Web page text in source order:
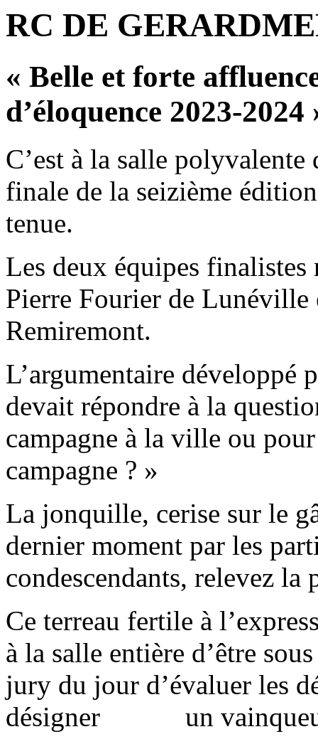
RC DE
« Belle et forte
d’éloquence 2023-2024
C’est à la salle
finale de la seizième
tenue.
Les deux équipes
Pierre Fourier de Lunéville
Remiremont.
L’argumentaire développé
devait répondre à la
campagne à la ville ou
campagne ? »
La jonquille, cerise sur le
dernier moment par les
condescendants, relevez la
Ce terreau fertile à
à la salle entière d’être
jury du jour d’évaluer les
désigner un